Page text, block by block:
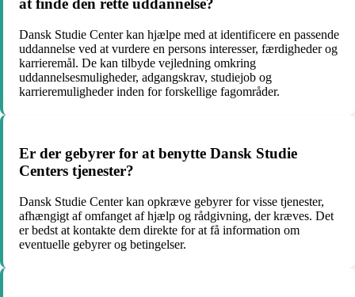
at finde den rette uddannelse?
Dansk Studie Center kan hjælpe med at identificere en passende
uddannelse ved at vurdere en persons interesser, færdigheder og
karrieremål. De kan tilbyde vejledning omkring
uddannelsesmuligheder, adgangskrav, studiejob og
karrieremuligheder inden for forskellige fagområder.
Er der gebyrer for at benytte Dansk Studie
Centers tjenester?
Dansk Studie Center kan opkræve gebyrer for visse tjenester,
afhængigt af omfanget af hjælp og rådgivning, der kræves. Det
er bedst at kontakte dem direkte for at få information om
eventuelle gebyrer og betingelser.